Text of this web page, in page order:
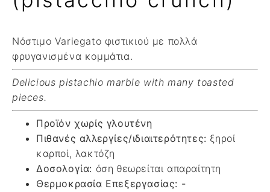
Νόστιμο Variegato φιστικιού με πολλά
φρυγανισμένα κομμάτια.
Delicious pistachio marble with many toasted
pieces.
Προϊόν χωρίς γλουτένη
Πιθανές αλλεργίες/ιδιαιτερότητες: ξηροί
καρποί, λακτόζη
Δοσολογία: όση θεωρείται απαραίτητη
Θερμοκρασία Επεξεργασίας: -